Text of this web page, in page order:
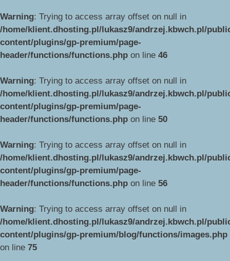
Warning: Trying to access array offset on null in
/home/klient.dhosting.pl/lukasz9/andrzej.kbwch.pl/
content/plugins/gp-premium/page-
header/functions/functions.php on line 46
Warning: Trying to access array offset on null in
/home/klient.dhosting.pl/lukasz9/andrzej.kbwch.pl/
content/plugins/gp-premium/page-
header/functions/functions.php on line 50
Warning: Trying to access array offset on null in
/home/klient.dhosting.pl/lukasz9/andrzej.kbwch.pl/
content/plugins/gp-premium/page-
header/functions/functions.php on line 56
Warning: Trying to access array offset on null in
/home/klient.dhosting.pl/lukasz9/andrzej.kbwch.pl/
content/plugins/gp-premium/blog/functions/images.php
on line 75